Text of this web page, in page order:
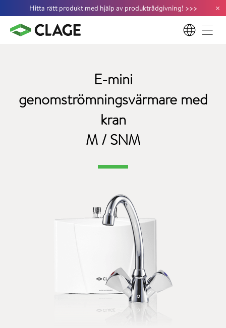
Hitta rätt produkt med hjälp av produktrådgivning! >>> ×
SV
E-mini
genomströmningsvärmare med
kran
M / SNM